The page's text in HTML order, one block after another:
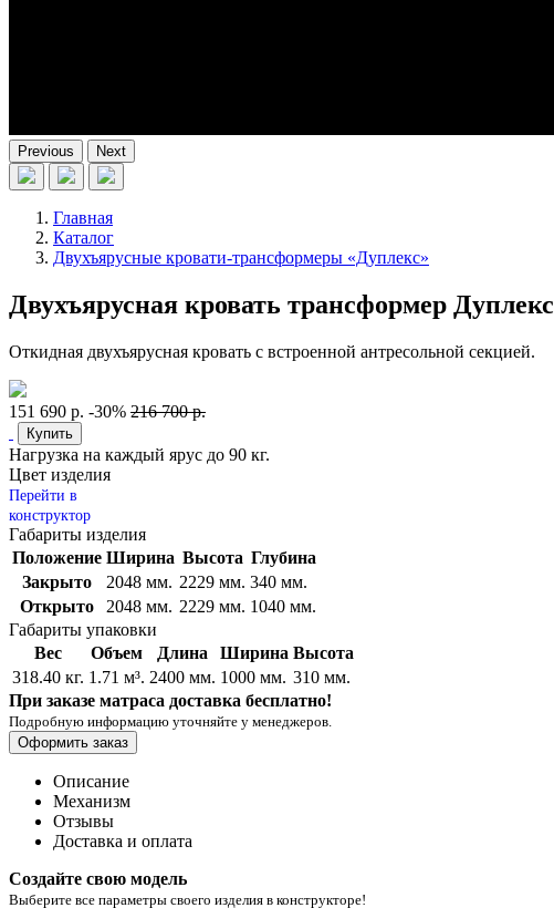
Previous Next
Главная
Каталог
Двухъярусные кровати-трансформеры «Дуплекс»
Двухъярусная кровать трансформер Дуплекс
Откидная двухъярусная кровать с встроенной антресольной секцией.
151 690 р. -30% 216 700 р.
Купить
Нагрузка на каждый ярус до 90 кг.
Цвет изделия
Перейти в
конструктор
Габариты изделия
Положение Ширина Высота Глубина
Закрыто
2048 мм. 2229 мм. 340 мм.
Открыто
2048 мм. 2229 мм. 1040 мм.
Габариты упаковки
Вес
Объем Длина Ширина Высота
318.40 кг. 1.71 м³. 2400 мм. 1000 мм. 310 мм.
При заказе матраса доставка бесплатно!
Подробную информацию уточняйте у менеджеров.
Оформить заказ
Описание
Механизм
Отзывы
Доставка и оплата
Создайте свою модель
Выберите все параметры своего изделия в конструкторе!